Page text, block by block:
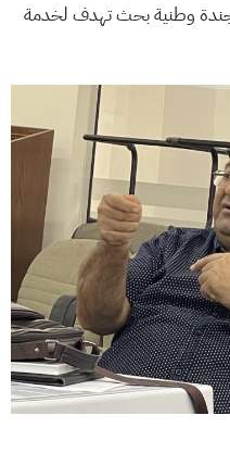
وطنية بحث تهدف لخدمة